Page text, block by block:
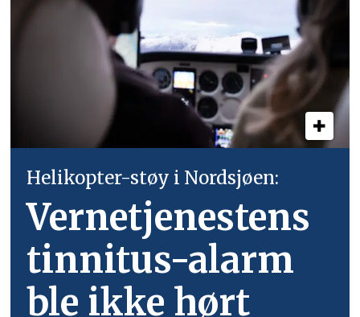
Helikopter-støy i Nordsjøen:
Vernetjenestens
tinnitus-alarm
ble ikke hørt